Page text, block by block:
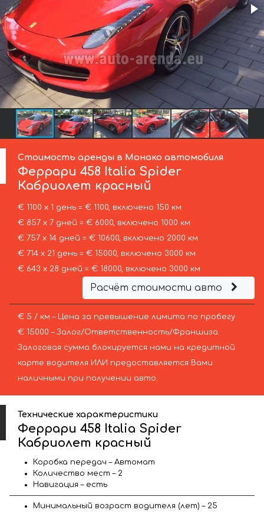
Стоимость аренды в Монако автомобиля
Феррари 458 Italia Spider
Кабриолет красный
€ 1100 х 1 день = € 1100, включено 150 км
€ 857 х 7 дней = € 6000, включено 1000 км
€ 757 х 14 дней = € 10600, включено 2000 км
€ 714 х 21 день = € 15000, включено 3000 км
€ 643 х 28 дней = € 18000, включено 3000 км
Расчёт стоимости авто
€ 5 / км – Цена за превышение лимита по пробегу
€ 15000 – Залог/Ответственность/Франшиза.
Залоговая сумма блокируется нами на кредитной
карте водителя ИЛИ предоставляется Вами
наличными при получении авто.
Технические характеристики
Феррари 458 Italia Spider
Кабриолет красный
Коробка передач – Автомат
Количество мест – 2
Навигация – есть
Минимальный возраст водителя (лет) – 25